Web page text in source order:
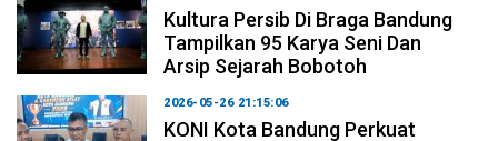
Kultura Persib Di Braga Bandung
Tampilkan 95 Karya Seni Dan
Arsip Sejarah Bobotoh
2026-05-26 21:15:06
KONI Kota Bandung Perkuat